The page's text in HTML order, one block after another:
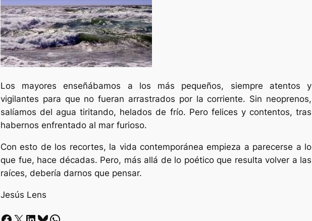
Los mayores enseñábamos a los más pequeños, siempre atentos y
vigilantes para que no fueran arrastrados por la corriente. Sin neoprenos,
salíamos del agua tiritando, helados de frío. Pero felices y contentos, tras
habernos enfrentado al mar furioso.
Con esto de los recortes, la vida contemporánea empieza a parecerse a lo
que fue, hace décadas. Pero, más allá de lo poético que resulta volver a las
raíces, debería darnos que pensar.
Jesús Lens